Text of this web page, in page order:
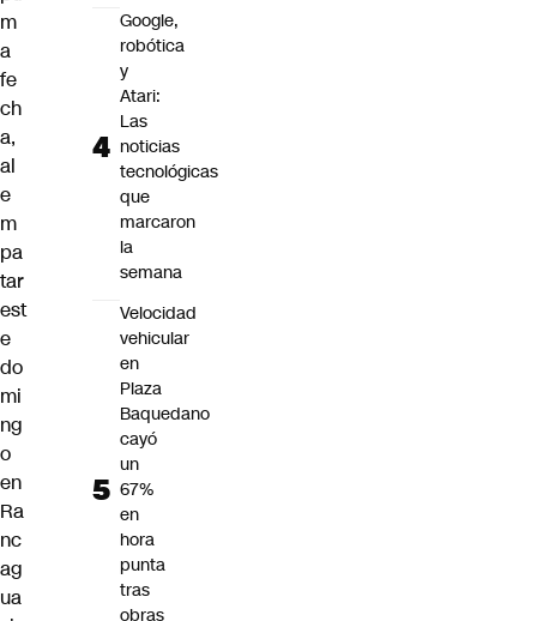
m
a
fe
ch
a,
al
e
m
pa
tar
est
e
do
mi
ng
o
en
Ra
nc
ag
ua
Google,
robótica
y
Atari:
Las
noticias
tecnológicas
que
marcaron
la
semana
Velocidad
vehicular
en
Plaza
Baquedano
cayó
un
67%
en
hora
punta
tras
obras